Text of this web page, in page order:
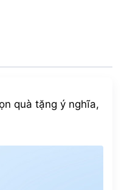
quà tặng ý nghĩa,